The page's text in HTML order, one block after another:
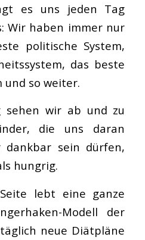
es uns jeden Tag
Wir haben immer nur
politische System,
das beste
und so weiter.
sehen wir ab und zu
die uns daran
dankbar sein dürfen,
hungrig.
lebt eine ganze
Modell der
neue Diätpläne